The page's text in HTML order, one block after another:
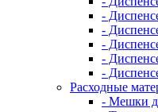
-
-
-
-
-
Расходные
- Мешки